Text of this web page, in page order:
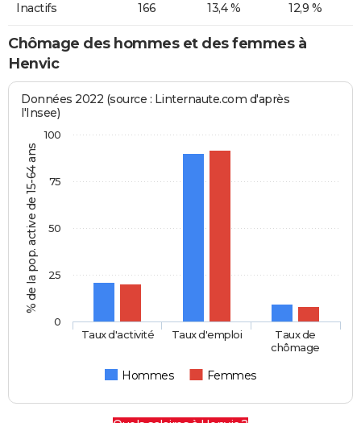
Inactifs 166 13,4 % 12,9 %
Chômage des hommes et des femmes à
Henvic
% de la pop. active de 15-64 ans
Données 2022 (source : Linternaute.com d'après
l'Insee)
Hommes Femmes
Taux d'activité Taux d'emploi
Taux de
chômage
0
25
50
75
100